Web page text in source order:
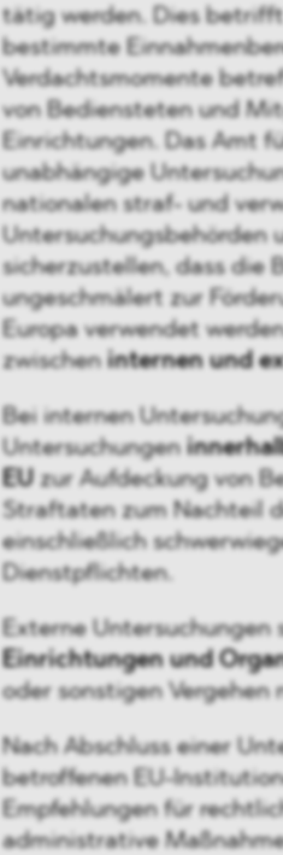
tätig werden. Dies
bestimmte
Verdachtsmomente
von Bediensteten und
Einrichtungen. Das Amt
unabhängige
nationalen straf- und
Untersuchungsbehörden
sicherzustellen, dass die
ungeschmälert zur
Europa verwendet
zwischen internen und
Bei internen
Untersuchungen
EUzur Aufdeckung von
Straftaten zum Nachteil
einschließlich
Dienstpflichten.
Externe Untersuchungen
Einrichtungen und
oder sonstigen Vergehen
Nach Abschluss einer
betroffenen EU-
Empfehlungen für
administrative